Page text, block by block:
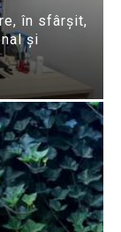
în sfârșit,
și